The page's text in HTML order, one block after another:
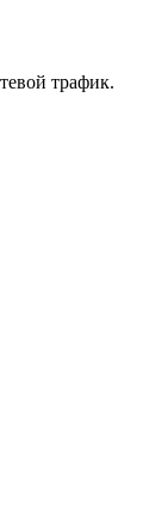
трафик.